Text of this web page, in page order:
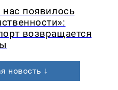
появилось
возвращается
новость ↓